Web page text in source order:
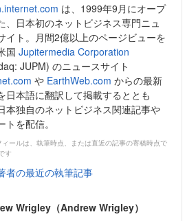
は、1999年9月にオープ
、日本初のネットビジネス専門ニュ
イト。月間2億以上のページビューを
国 Jupitermedia Corporation
JUPM) のニュースサイト
や EarthWeb.com からの最新
日本語に翻訳して掲載するととも
本独自のネットビジネス関連記事や
トを配信。
ールは、執筆時点、または直近の記事の寄稿時点で
す
者の最近の執筆記事
Wrigley（Andrew Wrigley）